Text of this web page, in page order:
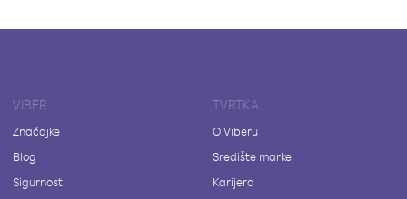
VIBER
Značajke
Blog
Sigurnost
TVRTKA
O Viberu
Središte marke
Karijera